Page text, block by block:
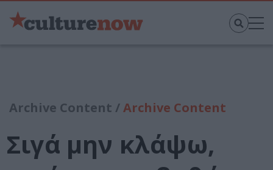
Archive Content /Archive Content
Σιγά μην κλάψω,